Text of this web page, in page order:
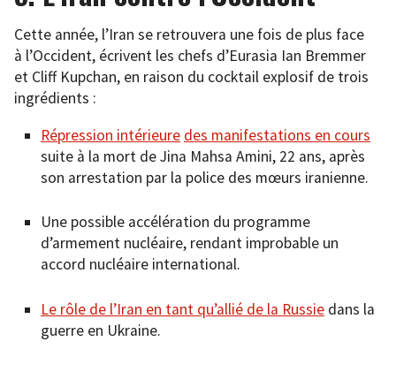
Cette année, l’Iran se retrouvera une fois de plus face
à l’Occident, écrivent les chefs d’Eurasia Ian Bremmer
et Cliff Kupchan, en raison du cocktail explosif de trois
ingrédients :
Répression intérieure des manifestations en cours
suite à la mort de Jina Mahsa Amini, 22 ans, après
son arrestation par la police des mœurs iranienne.
Une possible accélération du programme
d’armement nucléaire, rendant improbable un
accord nucléaire international.
Le rôle de l’Iran en tant qu’allié de la Russie dans la
guerre en Ukraine.